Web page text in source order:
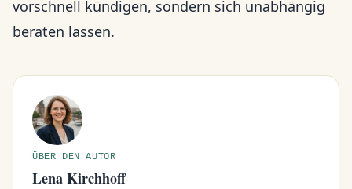
vorschnell kündigen, sondern sich unabhängig
beraten lassen.
ÜBER DEN AUTOR
Lena Kirchhoff